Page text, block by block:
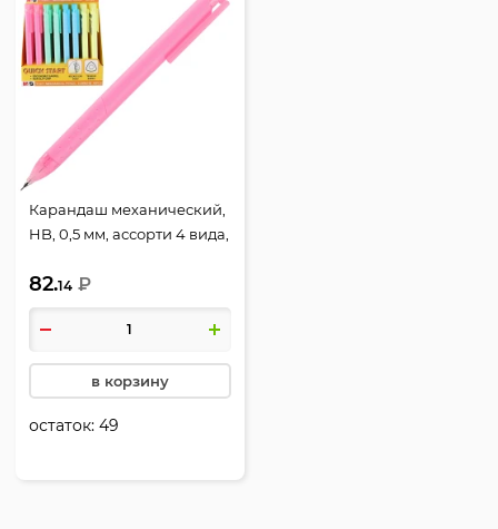
Карандаш механический,
HB, 0,5 мм, ассорти 4 вида,
82.14 ₽
в корзину
остаток:49